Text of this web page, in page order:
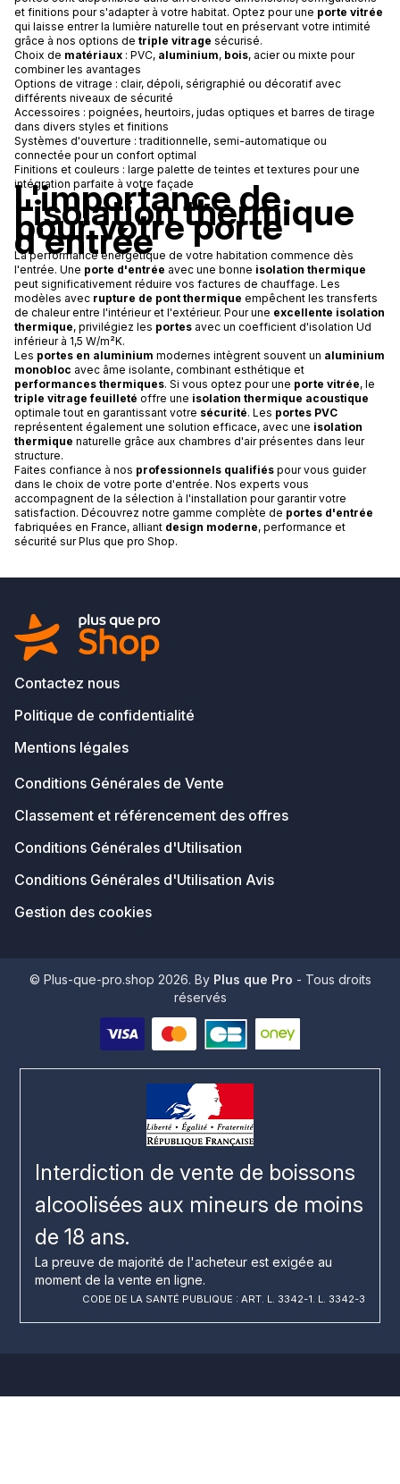
et finitions pour s'adapter à votre habitat. Optez pour une porte vitrée
qui laisse entrer la lumière naturelle tout en préservant votre intimité
grâce à nos options de triple vitrage sécurisé.
Choix de matériaux : PVC, aluminium, bois, acier ou mixte pour
combiner les avantages
Options de vitrage : clair, dépoli, sérigraphié ou décoratif avec
différents niveaux de sécurité
Accessoires : poignées, heurtoirs, judas optiques et barres de tirage
dans divers styles et finitions
Systèmes d'ouverture : traditionnelle, semi-automatique ou
connectée pour un confort optimal
Finitions et couleurs : large palette de teintes et textures pour une
intégration parfaite à votre façade
L'importance de
l'isolation thermique
pour votre porte
d'entrée
La performance énergétique de votre habitation commence dès
l'entrée. Une porte d'entrée avec une bonne isolation thermique
peut significativement réduire vos factures de chauffage. Les
modèles avec rupture de pont thermique empêchent les transferts
de chaleur entre l'intérieur et l'extérieur. Pour une excellente isolation
thermique, privilégiez les portes avec un coefficient d'isolation Ud
inférieur à 1,5 W/m²K.
Les portes en aluminium modernes intègrent souvent un aluminium
monobloc avec âme isolante, combinant esthétique et
performances thermiques. Si vous optez pour une porte vitrée, le
triple vitrage feuilleté offre une isolation thermique acoustique
optimale tout en garantissant votre sécurité. Les portes PVC
représentent également une solution efficace, avec une isolation
thermique naturelle grâce aux chambres d'air présentes dans leur
structure.
Faites confiance à nos professionnels qualifiés pour vous guider
dans le choix de votre porte d'entrée. Nos experts vous
accompagnent de la sélection à l'installation pour garantir votre
satisfaction. Découvrez notre gamme complète de portes d'entrée
fabriquées en France, alliant design moderne, performance et
sécurité sur Plus que pro Shop.
Contactez nous
Politique de confidentialité
Mentions légales
Conditions Générales de Vente
Classement et référencement des offres
Conditions Générales d'Utilisation
Conditions Générales d'Utilisation Avis
Gestion des cookies
© Plus-que-pro.shop 2026. By Plus que Pro - Tous droits
réservés
Interdiction de vente de boissons
alcoolisées aux mineurs de moins
de 18 ans.
La preuve de majorité de l'acheteur est exigée au
moment de la vente en ligne.
CODE DE LA SANTÉ PUBLIQUE : ART. L. 3342-1. L. 3342-3